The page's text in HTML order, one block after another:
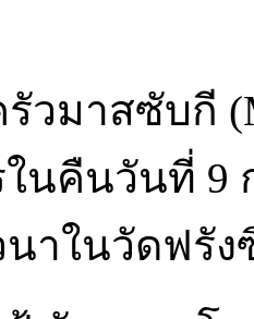
วมาสซับกี
นคืนวันที่ 9
าในวัดฟรั